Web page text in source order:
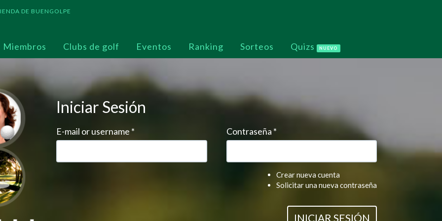
DE BUENGOLPE
Miembros Clubs de golf Eventos Ranking Sorteos Quizs NUEVO
Iniciar Sesión
E-mail or username * Contraseña *
Crear nueva cuenta
Solicitar una nueva contraseña
INICIAR SESIÓN